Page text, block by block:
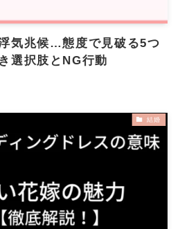
気兆候…態度で見破る5つ
選択肢とNG行動
結婚